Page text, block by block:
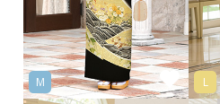
M L